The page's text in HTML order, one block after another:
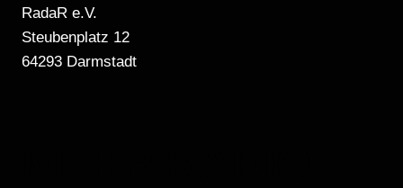
RadaR e.V.
Steubenplatz 12
64293 Darmstadt